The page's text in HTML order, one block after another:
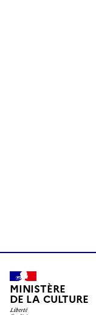
MINISTÈRE
DE LA CULTURE